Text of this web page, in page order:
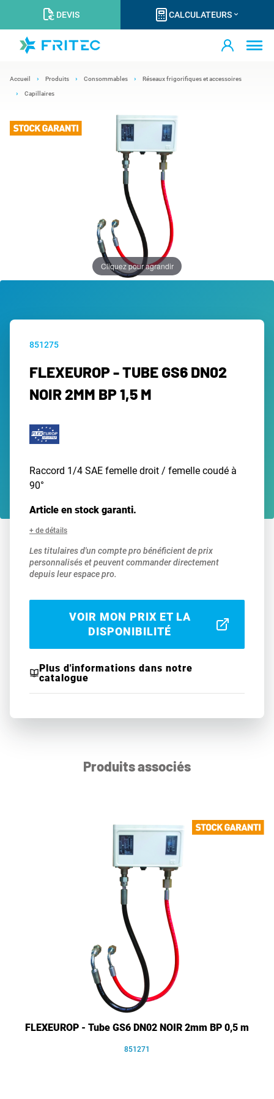
DEVIS CALCULATEURS
Accueil Produits Consommables Réseaux frigorifiques et accessoires
Capillaires
Cliquez pour agrandir
851275
FLEXEUROP - TUBE GS6 DN02
NOIR 2MM BP 1,5 M
Raccord 1/4 SAE femelle droit / femelle coudé à
90°
Article en stock garanti.
+ de détails
Les titulaires d'un compte pro bénéficient de prix
personnalisés et peuvent commander directement
depuis leur espace pro.
VOIR MON PRIX ET LA
DISPONIBILITÉ
Plus d'informations dans notre
catalogue
Produits associés
FLEXEUROP - Tube GS6 DN02 NOIR 2mm BP 0,5 m
851271